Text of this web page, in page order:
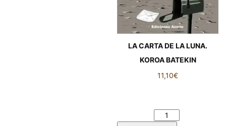
LA CARTA DE LA LUNA.
KOROA BATEKIN
11,10€